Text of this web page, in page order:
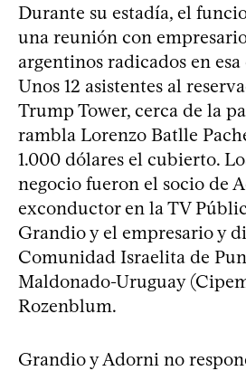
Durante su estadía, el
una reunión con
argentinos radicados en
Unos 12 asistentes al
Trump Tower, cerca de la
rambla Lorenzo Batlle
1.000 dólares el cubierto.
negocio fueron el socio de
exconductor en la TV
Grandio y el empresario y
Comunidad Israelita de
Maldonado-Uruguay
Rozenblum.
Grandio y Adorni no